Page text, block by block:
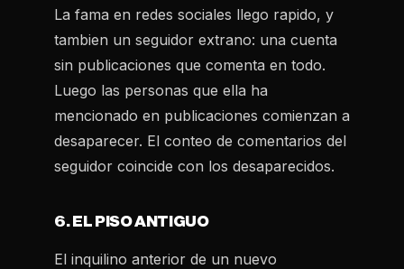
La fama en redes sociales llego rapido, y
tambien un seguidor extrano: una cuenta
sin publicaciones que comenta en todo.
Luego las personas que ella ha
mencionado en publicaciones comienzan a
desaparecer. El conteo de comentarios del
seguidor coincide con los desaparecidos.
6. EL PISO ANTIGUO
El inquilino anterior de un nuevo